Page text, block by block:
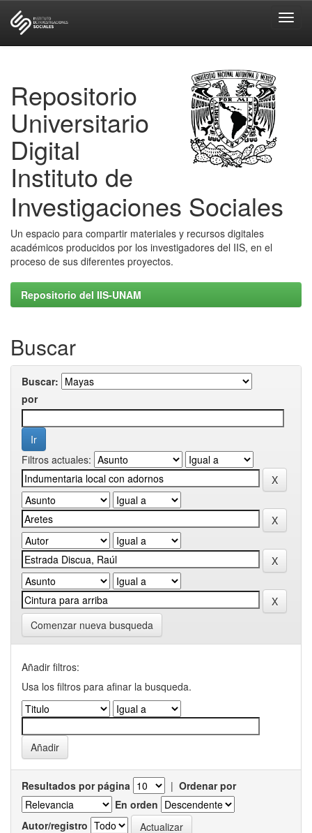
Repositorio
Universitario
Digital
Instituto de
Investigaciones Sociales
Un espacio para compartir materiales y recursos digitales
académicos producidos por los investigadores del IIS, en el
proceso de sus diferentes proyectos.
Repositorio del IIS-UNAM
Buscar
Buscar:
por
Filtros actuales:
Comenzar nueva busqueda
Añadir filtros:
Usa los filtros para afinar la busqueda.
Resultados por página | Ordenar por
En orden
Autor/registro